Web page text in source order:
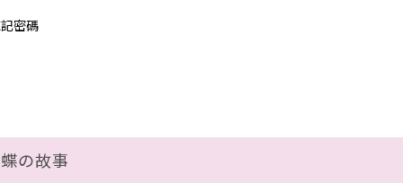
密碼
の故事